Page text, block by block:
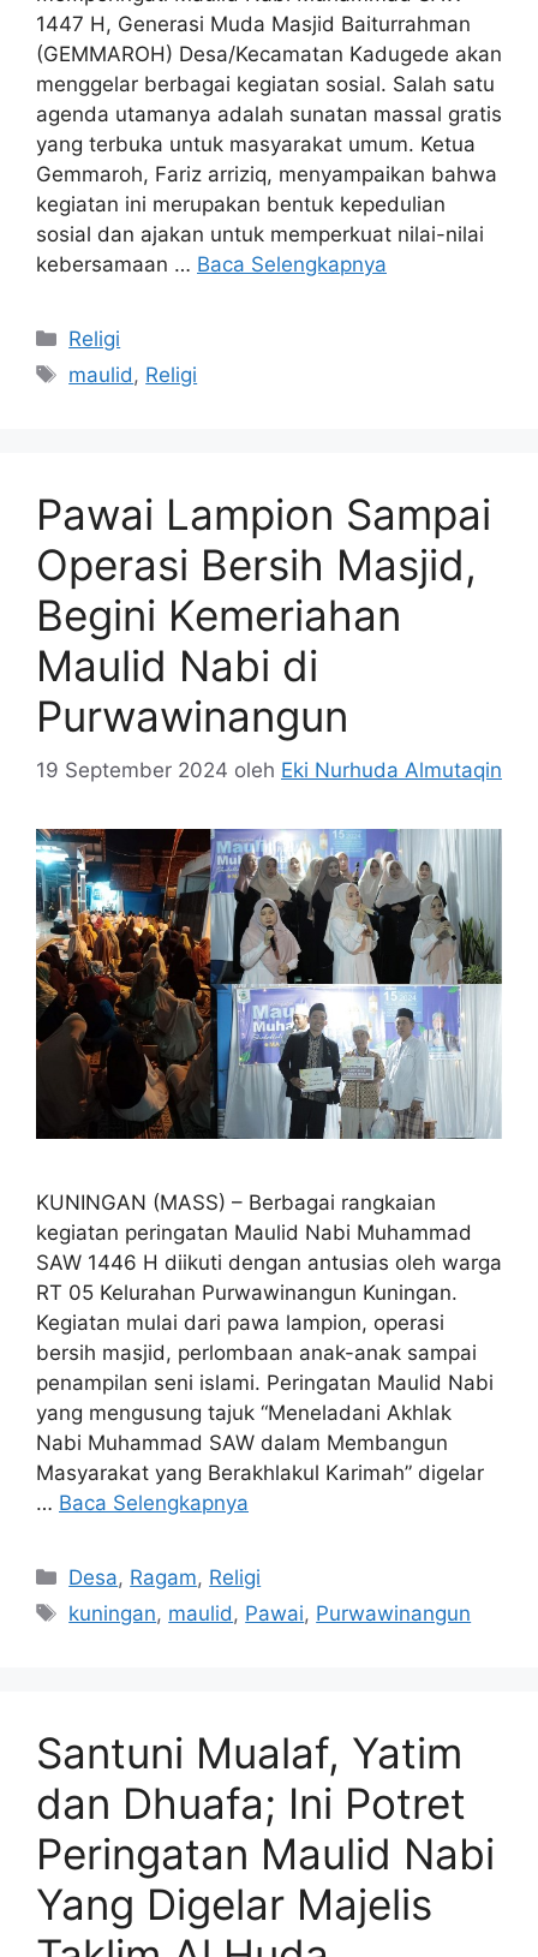
1447 H, Generasi Muda Masjid Baiturrahman
(GEMMAROH) Desa/Kecamatan Kadugede akan
menggelar berbagai kegiatan sosial. Salah satu
agenda utamanya adalah sunatan massal gratis
yang terbuka untuk masyarakat umum. Ketua
Gemmaroh, Fariz arriziq, menyampaikan bahwa
kegiatan ini merupakan bentuk kepedulian
sosial dan ajakan untuk memperkuat nilai-nilai
kebersamaan … Baca Selengkapnya
Kategori
Religi
Tag
maulid, Religi
Pawai Lampion Sampai
Operasi Bersih Masjid,
Begini Kemeriahan
Maulid Nabi di
Purwawinangun
19 September 2024 oleh Eki Nurhuda Almutaqin
KUNINGAN (MASS) – Berbagai rangkaian
kegiatan peringatan Maulid Nabi Muhammad
SAW 1446 H diikuti dengan antusias oleh warga
RT 05 Kelurahan Purwawinangun Kuningan.
Kegiatan mulai dari pawa lampion, operasi
bersih masjid, perlombaan anak-anak sampai
penampilan seni islami. Peringatan Maulid Nabi
yang mengusung tajuk “Meneladani Akhlak
Nabi Muhammad SAW dalam Membangun
Masyarakat yang Berakhlakul Karimah” digelar
… Baca Selengkapnya
Kategori
Desa, Ragam, Religi
Tag
kuningan, maulid , Pawai, Purwawinangun
Santuni Mualaf, Yatim
dan Dhuafa; Ini Potret
Peringatan Maulid Nabi
Yang Digelar Majelis